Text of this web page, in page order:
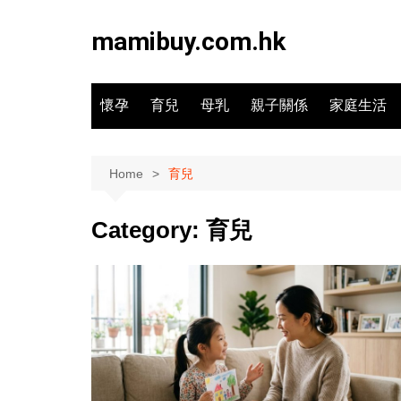
mamibuy.com.hk
懷孕 育兒 母乳 親子關係 家庭生活
Home 育兒
Category: 育兒